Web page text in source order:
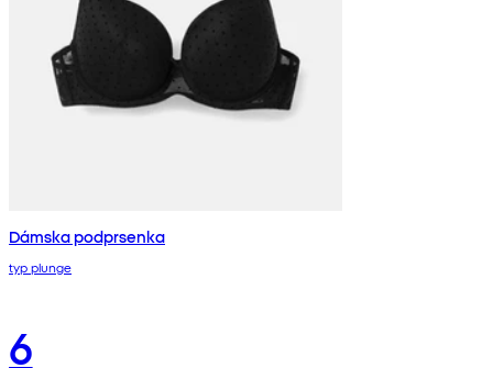
Dámska podprsenka
typ plunge
6